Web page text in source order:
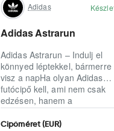
Adidas
Adidas Astrarun
Adidas Astrarun – Indulj el
könnyed léptekkel, bármerre
visz a napHa olyan Adidas
futócipő kell, ami nem csak
edzésen, hanem a
hétköznapokban is kénye..
Cipőméret (EUR)